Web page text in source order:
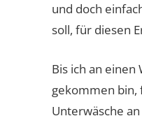
und doch
soll, für diesen
Bis ich an
gekommen bin,
Unterwäsche